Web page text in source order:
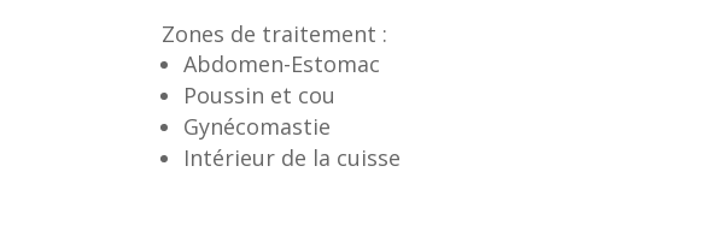
Zones de traitement :
Abdomen-Estomac
Poussin et cou
Gynécomastie
Intérieur de la cuisse